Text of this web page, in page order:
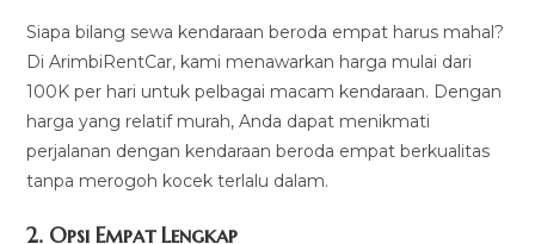
Siapa bilang sewa kendaraan beroda empat harus mahal?
Di ArimbiRentCar, kami menawarkan harga mulai dari
100K per hari untuk pelbagai macam kendaraan. Dengan
harga yang relatif murah, Anda dapat menikmati
perjalanan dengan kendaraan beroda empat berkualitas
tanpa merogoh kocek terlalu dalam.
2. Opsi Empat Lengkap